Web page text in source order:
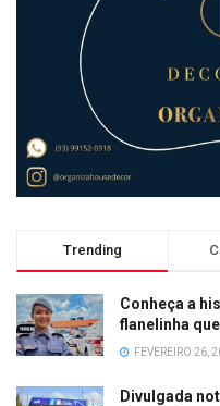
Trending
Conheça a
flanelinha
FEVEREIRO 26,
Divulgada